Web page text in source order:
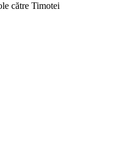
către Timotei